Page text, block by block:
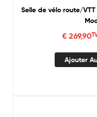
Selle de vélo route/
€269,90
Ajouter